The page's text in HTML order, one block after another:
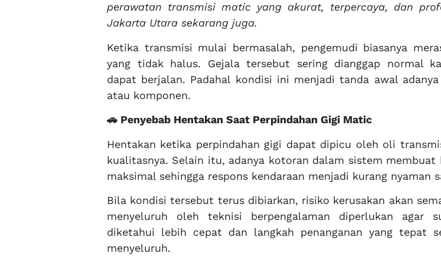
perawatan transmisi matic yang akurat, terpercaya, dan
Jakarta Utara sekarang juga.
Ketika transmisi mulai bermasalah, pengemudi biasanya
yang tidak halus. Gejala tersebut sering dianggap normal
dapat berjalan. Padahal kondisi ini menjadi tanda awal
atau komponen.
🚗 Penyebab Hentakan Saat Perpindahan Gigi Matic
Hentakan ketika perpindahan gigi dapat dipicu oleh oli
kualitasnya. Selain itu, adanya kotoran dalam sistem
maksimal sehingga respons kendaraan menjadi kurang nyaman
Bila kondisi tersebut terus dibiarkan, risiko kerusakan akan
menyeluruh oleh teknisi berpengalaman diperlukan agar
diketahui lebih cepat dan langkah penanganan yang tepat
menyeluruh.